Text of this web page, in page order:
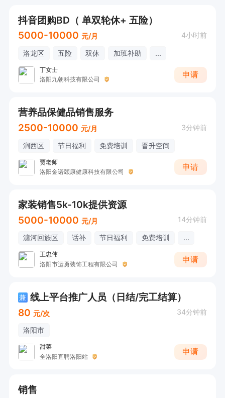
抖音团购BD（ 单双轮休+ 五险）
5000-10000 元/月 4小时前
洛龙区 五险 双休 加班补助 ...
丁女士
洛阳九朝科技有限公司
申请
营养品保健品销售服务
2500-10000 元/月 3分钟前
涧西区 节日福利 免费培训 晋升空间
贾老师
洛阳金诺颐康健康科技有限公司
申请
家装销售5k-10k提供资源
5000-10000 元/月 14分钟前
瀍河回族区 话补 节日福利 免费培训 ...
王忠伟
洛阳市运勇装饰工程有限公司
申请
兼 线上平台推广人员（日结/完工结算）
80 元/次 34分钟前
洛阳市
甜菜
全洛阳直聘洛阳站
申请
销售